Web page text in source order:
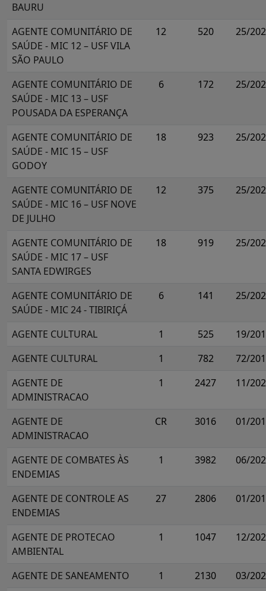
BAURU
AGENTE COMUNITÁRIO DE
SAÚDE - MIC 12 – USF VILA
SÃO PAULO
12 520 25/
AGENTE COMUNITÁRIO DE
SAÚDE - MIC 13 – USF
POUSADA DA ESPERANÇA
6 172 25/
AGENTE COMUNITÁRIO DE
SAÚDE - MIC 15 – USF
GODOY
18 923 25/
AGENTE COMUNITÁRIO DE
SAÚDE - MIC 16 – USF NOVE
DE JULHO
12 375 25/
AGENTE COMUNITÁRIO DE
SAÚDE - MIC 17 – USF
SANTA EDWIRGES
18 919 25/
AGENTE COMUNITÁRIO DE
SAÚDE - MIC 24 - TIBIRIÇÁ
6 141 25/
AGENTE CULTURAL 1 525
19/
AGENTE CULTURAL
1 782
72/
AGENTE DE
ADMINISTRACAO
1 2427 11/
AGENTE DE
ADMINISTRACAO
CR 3016 01/
AGENTE DE COMBATES ÀS
ENDEMIAS
1 3982 06/
AGENTE DE CONTROLE AS
ENDEMIAS
27 2806 01/
AGENTE DE PROTECAO
AMBIENTAL
1 1047 12/
AGENTE DE SANEAMENTO 1 2130 03/